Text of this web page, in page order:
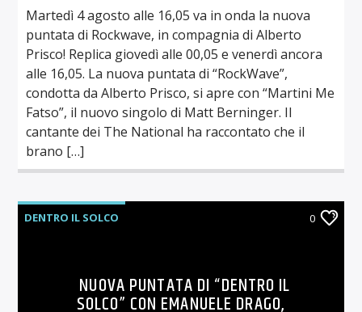
Martedì 4 agosto alle 16,05 va in onda la nuova
puntata di Rockwave, in compagnia di Alberto
Prisco! Replica giovedì alle 00,05 e venerdì ancora
alle 16,05. La nuova puntata di “RockWave”,
condotta da Alberto Prisco, si apre con “Martini Me
Fatso”, il nuovo singolo di Matt Berninger. Il
cantante dei The National ha raccontato che il
brano […]
DENTRO IL SOLCO 0
NUOVA PUNTATA DI “DENTRO IL
SOLCO” CON EMANUELE DRAGO,